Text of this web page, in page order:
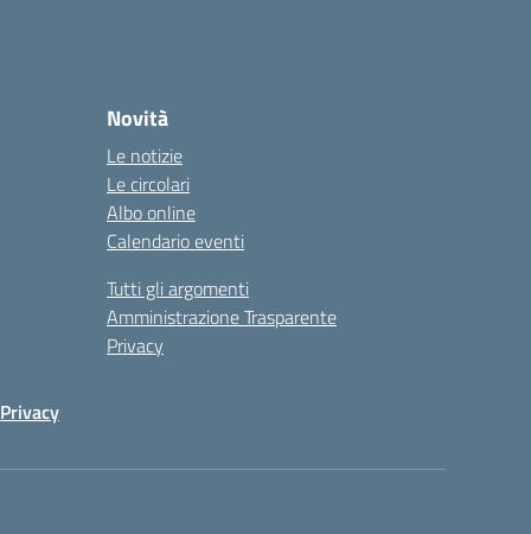
Novità
Le notizie
Le circolari
Albo online
Calendario eventi
Tutti gli argomenti
Amministrazione Trasparente
Privacy
Privacy